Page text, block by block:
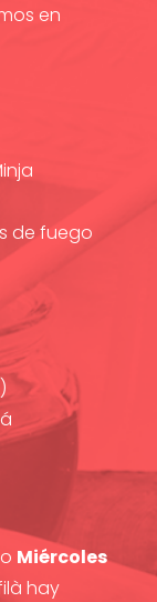
en
de fuego
Miércoles
hay